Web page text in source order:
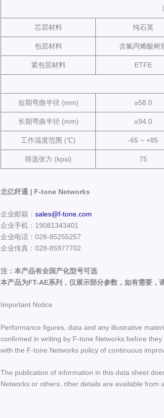
芯层材料 纯石英
包层材料 含氟丙烯酸树
紧包层材料 ETFE
短期弯曲半径 (mm) ≥58.0
长期弯曲半径 (mm) ≥94.0
工作温度范围 (℃) -65 ~ +85
筛选张力 (kpsi) 75
北亿纤通 | F-tone Networks
企业邮箱： sales@f-tone.com
企业手机：19081343401
企业电话：028-85255257
企业传真：028-85977702
注：本产品有全国产化型号可选
本产品为FT-AE系列，仅展示部分参数，如有需要，
Important Notice
Performance figures, data and any illustrative
confirmed in writing by F-tone Networks before
with the F-tone Networks policy of continuous
The publication of information in this data sheet
Networks or others. rther details are available from